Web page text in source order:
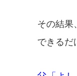
その結果、
できるだ